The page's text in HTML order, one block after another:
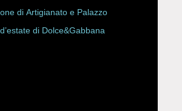
di Artigianato e Palazzo
di Dolce&Gabbana